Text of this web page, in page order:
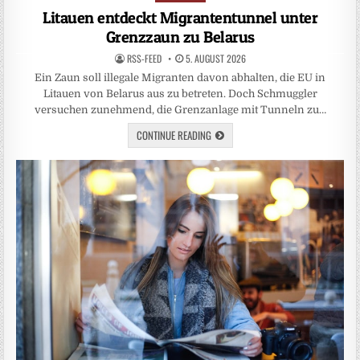
in
Litauen entdeckt Migrantentunnel unter
Grenzzaun zu Belarus
RSS-FEED 5. AUGUST 2026
Ein Zaun soll illegale Migranten davon abhalten, die EU in
Litauen von Belarus aus zu betreten. Doch Schmuggler
versuchen zunehmend, die Grenzanlage mit Tunneln zu…
CONTINUE READING